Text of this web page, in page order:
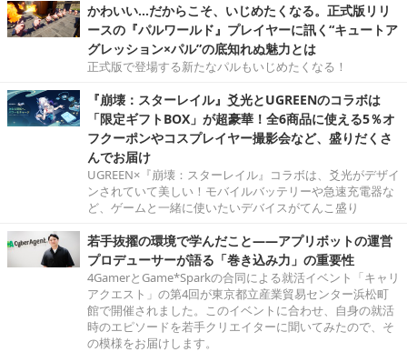
かわいい…だからこそ、いじめたくなる。正式版リリ
ースの『パルワールド』プレイヤーに訊く“キュートア
グレッション×パル”の底知れぬ魅力とは
正式版で登場する新たなパルもいじめたくなる！
『崩壊：スターレイル』爻光とUGREENのコラボは
「限定ギフトBOX」が超豪華！全6商品に使える5％オ
フクーポンやコスプレイヤー撮影会など、盛りだくさ
んでお届け
UGREEN×『崩壊：スターレイル』コラボは、爻光がデザイ
ンされていて美しい！モバイルバッテリーや急速充電器な
ど、ゲームと一緒に使いたいデバイスがてんこ盛り
若手抜擢の環境で学んだこと――アプリボットの運営
プロデューサーが語る「巻き込み力」の重要性
4GamerとGame*Sparkの合同による就活イベント「キャリ
アクエスト」の第4回が東京都立産業貿易センター浜松町
館で開催されました。このイベントに合わせ、自身の就活
時のエピソードを若手クリエイターに聞いてみたので、そ
の模様をお届けします。